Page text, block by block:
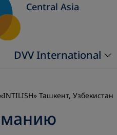
Central Asia
DVV International
Ташкент, Узбекистан